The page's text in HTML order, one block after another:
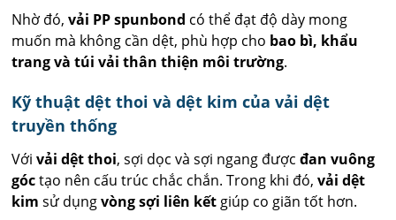
Nhờ đó,vải PP spunbond có thể đạt độ dày mong
muốn mà không cần dệt, phù hợp cho bao bì, khẩu
trang và túi vải thân thiện môi trường.
Kỹ thuật dệt thoi và dệt kim của vải dệt
truyền thống
Vớivải dệt thoi, sợi dọc và sợi ngang đượcđan vuông
góctạo nên cấu trúc chắc chắn. Trong khi đó,vải dệt
kim sử dụngvòng sợi liên kết giúp co giãn tốt hơn.